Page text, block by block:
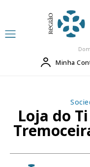
Minha
Loja do